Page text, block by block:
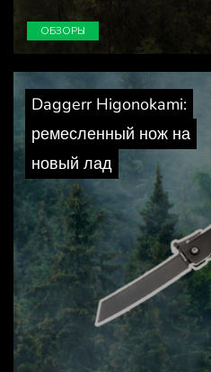
ОБЗОРЫ
Daggerr Higonokami:
ремесленный нож на
новый лад